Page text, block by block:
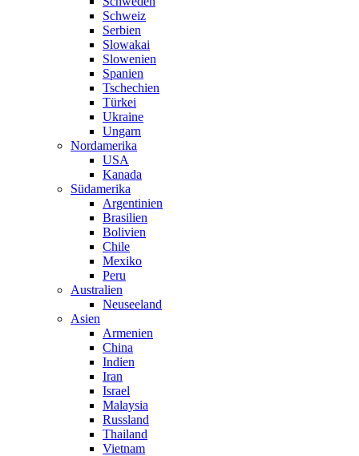
Schweiz
Serbien
Slowakai
Slowenien
Spanien
Tschechien
Türkei
Ukraine
Ungarn
Nordamerika
USA
Kanada
Südamerika
Argentinien
Brasilien
Bolivien
Chile
Mexiko
Peru
Australien
Neuseeland
Asien
Armenien
China
Indien
Iran
Israel
Malaysia
Russland
Thailand
Vietnam